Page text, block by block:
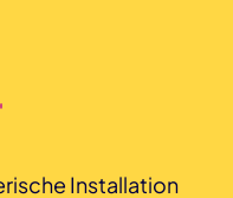
Installation